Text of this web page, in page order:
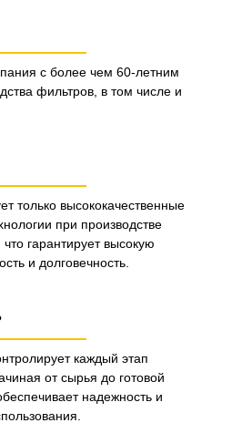
с более чем 60-летним
фильтров, в том числе и
только высококачественные
при производстве
гарантирует высокую
и долговечность.
каждый этап
от сырья до готовой
надежность и